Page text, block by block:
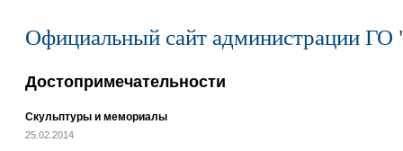
Официальный сайт администрации ГО
Достопримечательности
Скульптуры и мемориалы
25.02.2014